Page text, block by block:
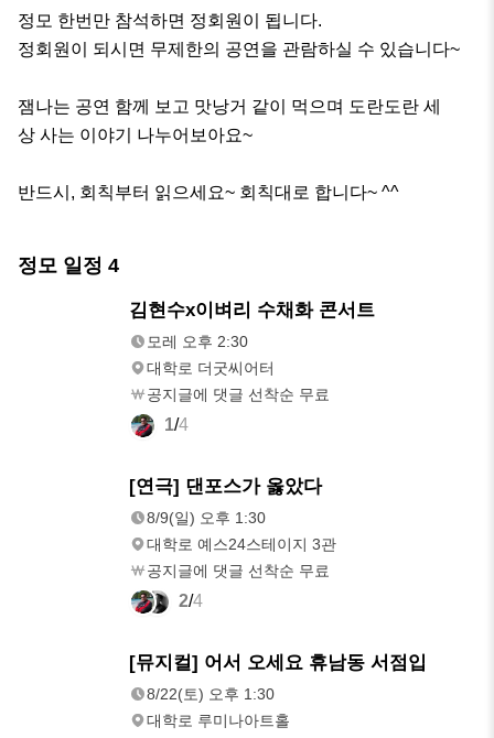
정모 한번만 참석하면 정회원이 됩니다.
정회원이 되시면 무제한의 공연을 관람하실 수 있습니다~
잼나는 공연 함께 보고 맛낭거 같이 먹으며 도란도란 세
상 사는 이야기 나누어보아요~
반드시, 회칙부터 읽으세요~ 회칙대로 합니다~ ^^
정모 일정 4
김현수x이벼리 수채화 콘서트
모레 오후 2:30
대학로 더굿씨어터
공지글에 댓글 선착순 무료
1/4
[연극] 댄포스가 옳았다
8/9(일) 오후 1:30
대학로 예스24스테이지 3관
공지글에 댓글 선착순 무료
2/4
[뮤지컬] 어서 오세요 휴남동 서점입
8/22(토) 오후 1:30
대학로 루미나아트홀